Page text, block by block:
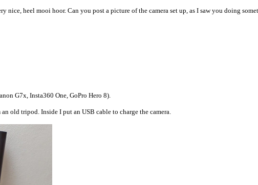
nice, heel mooi hoor. Can you post a picture of the camera set up, as I saw you doing
G7x, Insta360 One, GoPro Hero 8).
old tripod. Inside I put an USB cable to charge the camera.